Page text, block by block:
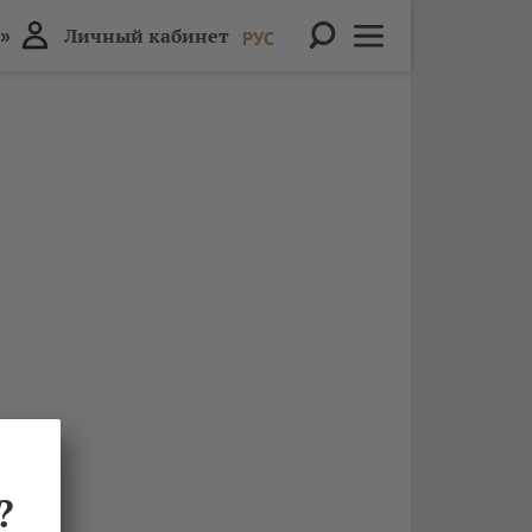
Личный кабинет РУС